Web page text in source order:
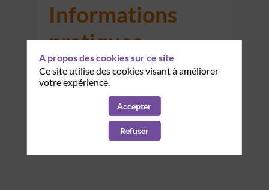
Informations
pratiques
HORAIRES ET LIEU
ACCÈS TRANSPORTS EN COMMUN
A propos des cookies sur ce site
Ce site utilise des cookies visant à améliorer
votre expérience.
Accepter
Refuser